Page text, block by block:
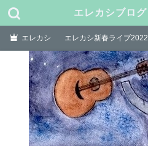
エレカシブロ
エレカシ エレカシ新春ライブ2022